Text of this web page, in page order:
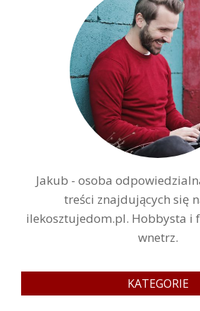
Jakub - osoba
treści znajdujących się
ilekosztujedom.pl. Hobbysta i
wnetrz.
KATEGORIE